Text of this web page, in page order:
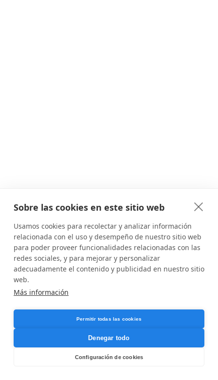
Sobre las cookies en este sitio web
Usamos cookies para recolectar y analizar información
relacionada con el uso y desempeño de nuestro sitio web
para poder proveer funcionalidades relacionadas con las
redes sociales, y para mejorar y personalizar
adecuadamente el contenido y publicidad en nuestro sitio
web.
Más información
Permitir todas las cookies
Denegar todo
Configuración de cookies